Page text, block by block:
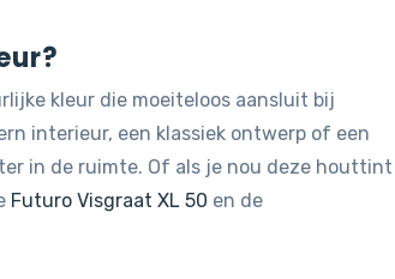
kleur die moeiteloos aansluit bij
interieur, een klassiek ontwerp of een
in de ruimte. Of als je nou deze houttint
Futuro Visgraat XL 50 en de